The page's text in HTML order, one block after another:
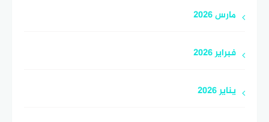
مارس 2026
فبراير 2026
يناير 2026